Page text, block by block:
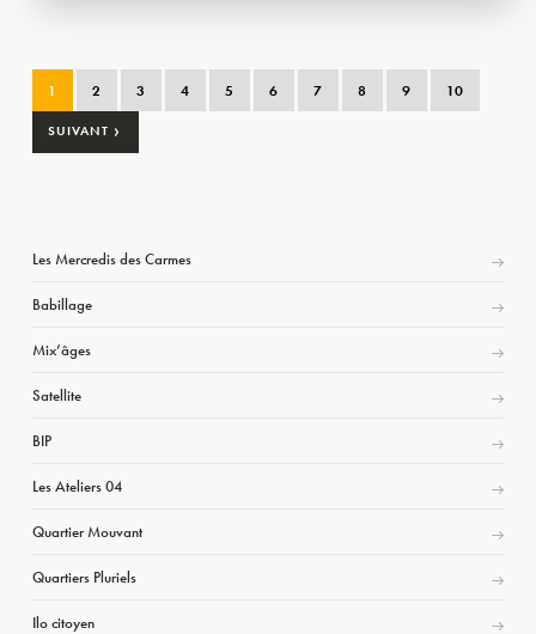
1 2 3 4 5 6 7 8 9 10
SUIVANT ›
Les Mercredis des Carmes
Babillage
Mix’âges
Satellite
BIP
Les Ateliers 04
Quartier Mouvant
Quartiers Pluriels
Ilo citoyen